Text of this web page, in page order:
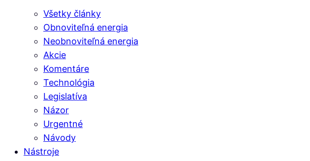
Všetky články
Obnoviteľná energia
Neobnoviteľná energia
Akcie
Komentáre
Technológia
Legislatíva
Názor
Urgentné
Návody
Nástroje